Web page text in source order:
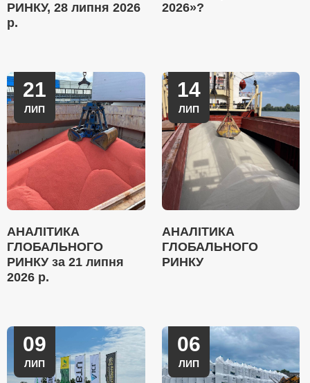
РИНКУ, 28 липня 2026
р.
2026»?
21
ЛИП
АНАЛІТИКА
ГЛОБАЛЬНОГО
РИНКУ за 21 липня
2026 р.
14
ЛИП
АНАЛІТИКА
ГЛОБАЛЬНОГО
РИНКУ
09
ЛИП
06
ЛИП